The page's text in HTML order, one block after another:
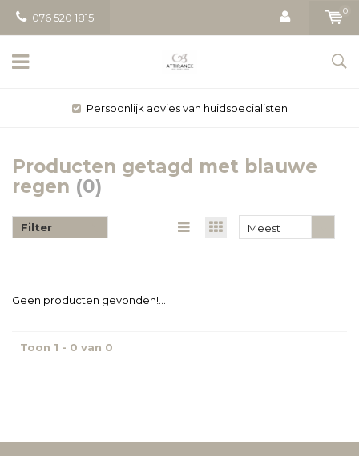
076 520 1815
0
Gratis bezorging vanaf € 50
Producten getagd met blauwe
regen (0)
Filter
Meest
Geen producten gevonden!...
Toon 1 - 0 van 0